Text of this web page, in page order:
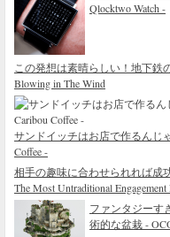
Qlocktwo Watch -
この発想は素晴らしい！地下鉄
Blowing in The Wind
サンドイッチはお店で作るんじ
Coffee -
相手の趣味に合わせられれば成
The Most Untraditional Engagement
ファンタジーす
術的な盆栽 -